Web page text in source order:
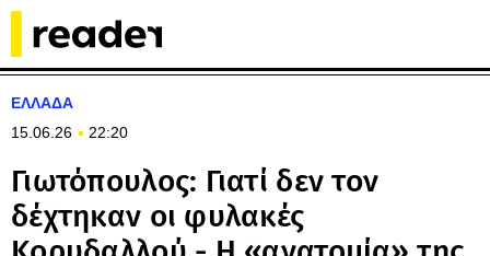
ΕΛΛΑΔΑ
15.06.26
22:20
Γιωτόπουλος: Γιατί δεν τον
δέχτηκαν οι φυλακές